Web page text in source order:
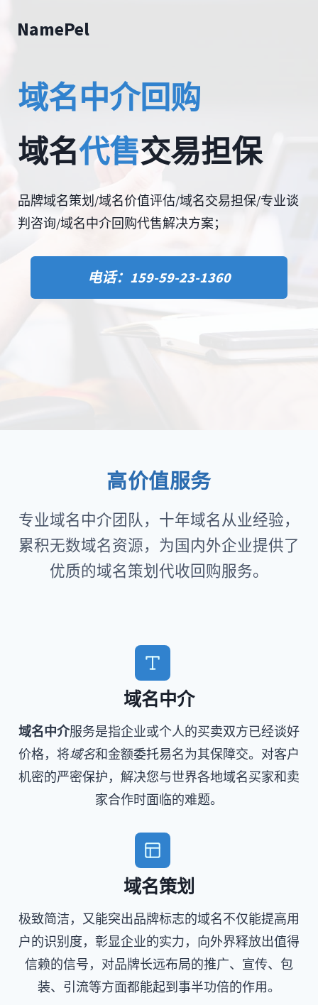
NamePel
域名中介回购
域名代售交易担保
品牌域名策划/域名价值评估/域名交易担保/专业谈
判咨询/域名中介回购代售解决方案；
电话：159-59-23-1360
高价值服务
专业域名中介团队，十年域名从业经验，
累积无数域名资源，为国内外企业提供了
优质的域名策划代收回购服务。
域名中介
域名中介服务是指企业或个人的买卖双方已经谈好
价格，将域名和金额委托易名为其保障交。对客户
机密的严密保护，解决您与世界各地域名买家和卖
家合作时面临的难题。
域名策划
极致简洁，又能突出品牌标志的域名不仅能提高用
户的识别度，彰显企业的实力，向外界释放出值得
信赖的信号，对品牌长远布局的推广、宣传、包
装、引流等方面都能起到事半功倍的作用。